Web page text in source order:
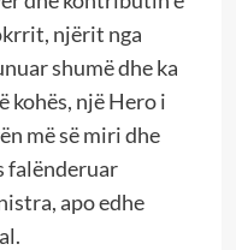
njërit nga
shumë dhe ka
kohës, një Hero i
më së miri dhe
falënderuar
apo edhe